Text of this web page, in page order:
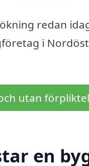
redan
i
utan
en